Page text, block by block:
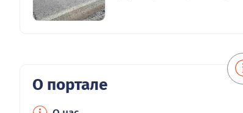
О портале